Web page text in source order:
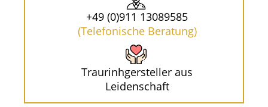
+49 (0)911 13089585
(Telefonische Beratung)
Traurinhgersteller aus
Leidenschaft